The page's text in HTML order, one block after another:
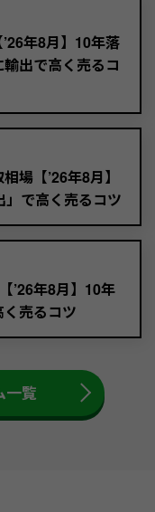
年8月】10年落
出で高く売るコ
場【’26年8月】
」で高く売るコツ
’26年8月】10年
売るコツ
一覧